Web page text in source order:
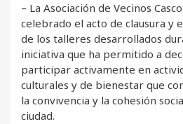
– La Asociación de Vecinos
celebrado el acto de clausura y
de los talleres desarrollados
iniciativa que ha permitido a
participar activamente en
culturales y de bienestar que
la convivencia y la cohesión
ciudad.